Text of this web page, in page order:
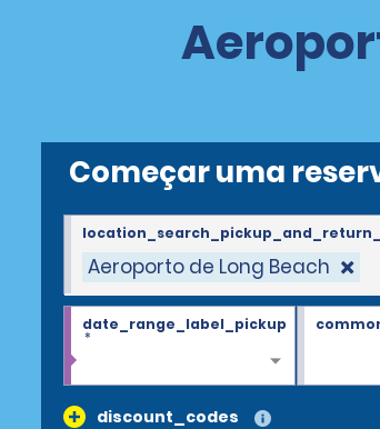
Começar uma
Aeroporto de Long Beach
date_range_label_pickup
*
discount_codes